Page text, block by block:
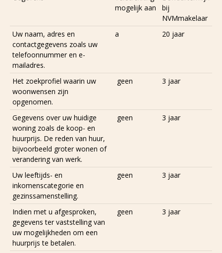
mogelijk aan
bij
NVMmakelaar
Uw naam, adres en
contactgegevens zoals uw
telefoonnummer en e-
mailadres.
a 20 jaar
Het zoekprofiel waarin uw
woonwensen zijn
opgenomen.
geen 3 jaar
Gegevens over uw huidige
woning zoals de koop- en
huurprijs. De reden van huur,
bijvoorbeeld groter wonen of
verandering van werk.
geen 3 jaar
Uw leeftijds- en
inkomenscategorie en
gezinssamenstelling.
geen 3 jaar
Indien met u afgesproken,
gegevens ter vaststelling van
uw mogelijkheden om een
huurprijs te betalen.
geen 3 jaar